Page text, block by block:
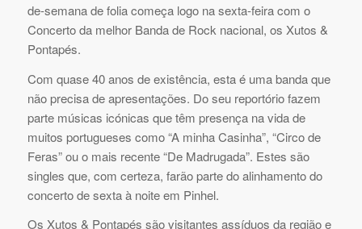
de-semana de folia começa logo na sexta-feira com o
Concerto da melhor Banda de Rock nacional, os Xutos &
Pontapés.
Com quase 40 anos de existência, esta é uma banda que
não precisa de apresentações. Do seu reportório fazem
parte músicas icónicas que têm presença na vida de
muitos portugueses como “A minha Casinha”, “Circo de
Feras” ou o mais recente “De Madrugada”. Estes são
singles que, com certeza, farão parte do alinhamento do
concerto de sexta à noite em Pinhel.
Os Xutos & Pontapés são visitantes assíduos da região e